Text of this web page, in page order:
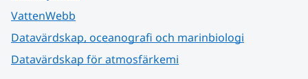
VattenWebb
Datavärdskap, oceanografi och marinbiologi
Datavärdskap för atmosfärkemi